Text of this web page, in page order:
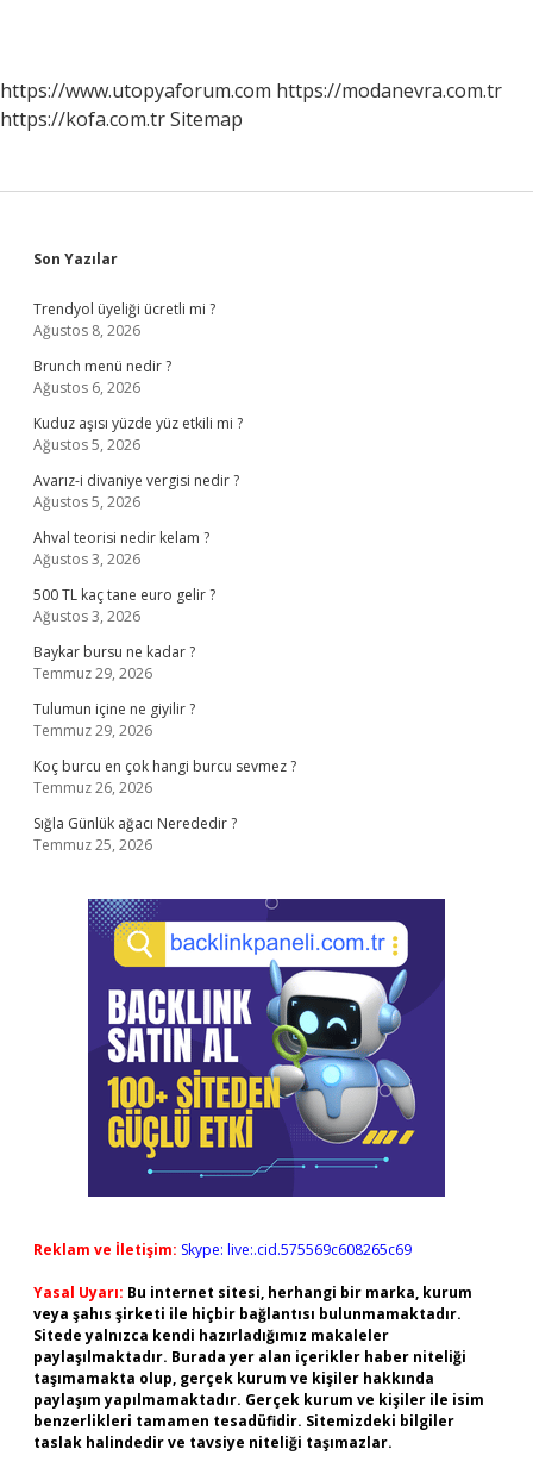
https://www.utopyaforum.com https://modanevra.com.tr
https://kofa.com.trSitemap
Sidebar
Son Yazılar
Trendyol üyeliği ücretli mi ?
Ağustos 8, 2026
Brunch menü nedir ?
Ağustos 6, 2026
Kuduz aşısı yüzde yüz etkili mi ?
Ağustos 5, 2026
Avarız-i divaniye vergisi nedir ?
Ağustos 5, 2026
Ahval teorisi nedir kelam ?
Ağustos 3, 2026
500 TL kaç tane euro gelir ?
Ağustos 3, 2026
Baykar bursu ne kadar ?
Temmuz 29, 2026
Tulumun içine ne giyilir ?
Temmuz 29, 2026
Koç burcu en çok hangi burcu sevmez ?
Temmuz 26, 2026
Sığla Günlük ağacı Nerededir ?
Temmuz 25, 2026
Reklam ve İletişim: Skype: live:.cid.575569c608265c69
Yasal Uyarı: Bu internet sitesi, herhangi bir marka, kurum
veya şahıs şirketi ile hiçbir bağlantısı bulunmamaktadır.
Sitede yalnızca kendi hazırladığımız makaleler
paylaşılmaktadır. Burada yer alan içerikler haber niteliği
taşımamakta olup, gerçek kurum ve kişiler hakkında
paylaşım yapılmamaktadır. Gerçek kurum ve kişiler ile isim
benzerlikleri tamamen tesadüfidir. Sitemizdeki bilgiler
taslak halindedir ve tavsiye niteliği taşımazlar.